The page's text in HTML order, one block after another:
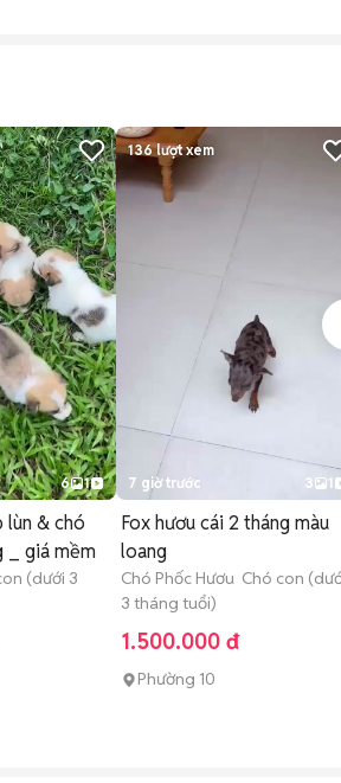
6 1
lùn & chó
_ giá mềm
(dưới 3
136lượt xem
7 giờ trước 3 1
Fox hươu cái 2 tháng màu
loang
Chó Phốc Hươu Chó con
3 tháng tuổi)
1.500.000 đ
Phường 10